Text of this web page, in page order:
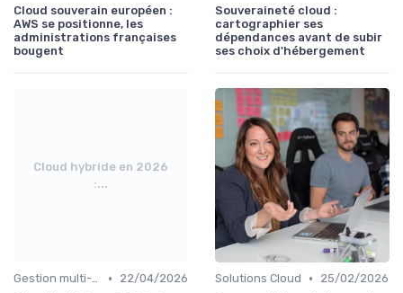
Cloud souverain européen :
AWS se positionne, les
administrations françaises
bougent
Souveraineté cloud :
cartographier ses
dépendances avant de subir
ses choix d'hébergement
Cloud hybride en 2026
:...
Gestion multi-cloud •
22/04/2026
Solutions Cloud •
25/02/2026